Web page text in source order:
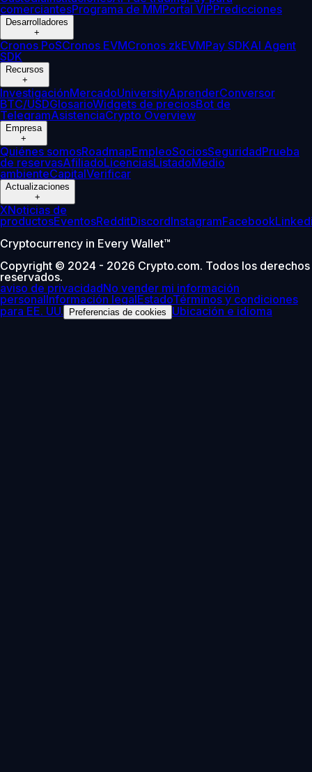
comerciantesPrograma de MMPortal VIPPredicciones
Desarrolladores
+
Cronos PoSCronos EVMCronos zkEVMPay SDKAI Agent
SDK
Recursos
+
InvestigaciónMercadoUniversityAprenderConversor
BTC/USDGlosarioWidgets de preciosBot de
TelegramAsistenciaCrypto Overview
Empresa
+
Quiénes somosRoadmapEmpleoSociosSeguridadPrueba
de reservasAfiliadoLicenciasListadoMedio
ambienteCapitalVerificar
Actualizaciones
+
XNoticias de
productosEventosRedditDiscordInstagramFacebook
Cryptocurrency in Every Wallet™
Copyright © 2024 - 2026 Crypto.com. Todos los derechos
reservados.
aviso de privacidadNo vender mi información
personalInformación legalEstadoTérminos y condiciones
para EE. UU.
Preferencias de cookies Ubicación e idioma